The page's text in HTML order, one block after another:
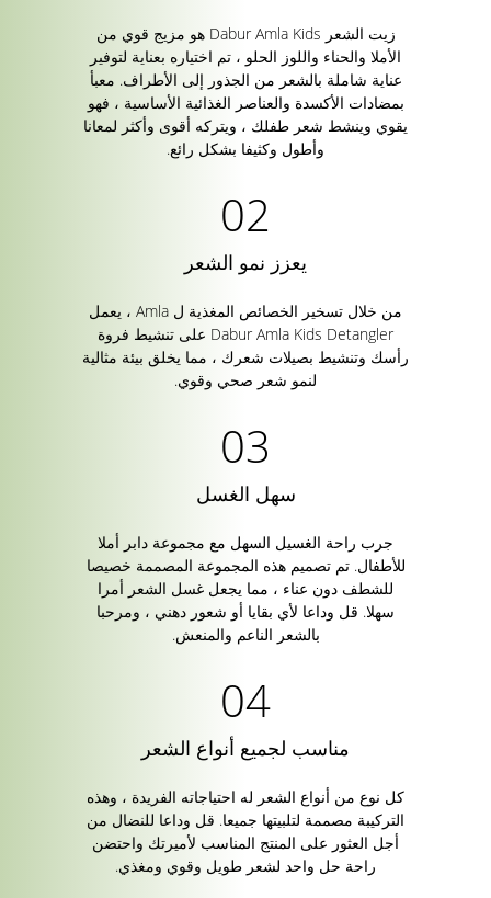
زيت الشعر Dabur Amla Kids هو مزيج قوي من
الأملا والحناء واللوز الحلو ، تم اختياره بعناية لتوفير
عناية شاملة بالشعر من الجذور إلى الأطراف. معبأ
بمضادات الأكسدة والعناصر الغذائية الأساسية ، فهو
يقوي وينشط شعر طفلك ، ويتركه أقوى وأكثر لمعانا
وأطول وكثيفا بشكل رائع.
يعزز نمو الشعر
من خلال تسخير الخصائص المغذية ل Amla ، يعمل
Dabur Amla Kids Detangler على تنشيط فروة
رأسك وتنشيط بصيلات شعرك ، مما يخلق بيئة مثالية
لنمو شعر صحي وقوي.
سهل الغسل
جرب راحة الغسيل السهل مع مجموعة دابر أملا
للأطفال. تم تصميم هذه المجموعة المصممة خصيصا
للشطف دون عناء ، مما يجعل غسل الشعر أمرا
سهلا. قل وداعا لأي بقايا أو شعور دهني ، ومرحبا
بالشعر الناعم والمنعش.
مناسب لجميع أنواع الشعر
كل نوع من أنواع الشعر له احتياجاته الفريدة ، وهذه
التركيبة مصممة لتلبيتها جميعا. قل وداعا للنضال من
أجل العثور على المنتج المناسب لأميرتك واحتضن
راحة حل واحد لشعر طويل وقوي ومغذي.